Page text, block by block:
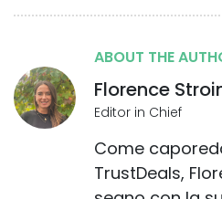
ABOUT THE
Florence
Editor in Chief
Come
TrustDeals,